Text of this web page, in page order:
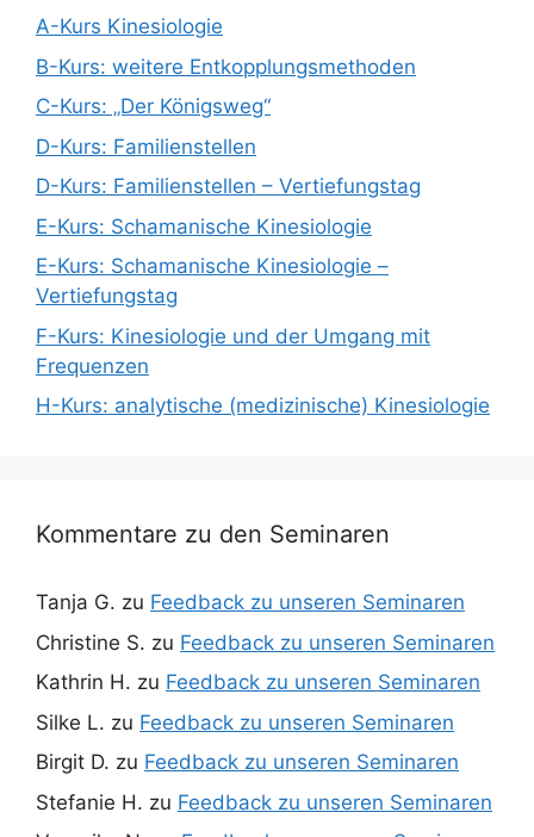
A-Kurs Kinesiologie
B-Kurs: weitere Entkopplungsmethoden
C-Kurs: „Der Königsweg“
D-Kurs: Familienstellen
D-Kurs: Familienstellen – Vertiefungstag
E-Kurs: Schamanische Kinesiologie
E-Kurs: Schamanische Kinesiologie –
Vertiefungstag
F-Kurs: Kinesiologie und der Umgang mit
Frequenzen
H-Kurs: analytische (medizinische) Kinesiologie
Kommentare zu den Seminaren
Tanja G. zu Feedback zu unseren Seminaren
Christine S. zu Feedback zu unseren Seminaren
Kathrin H. zu Feedback zu unseren Seminaren
Silke L. zu Feedback zu unseren Seminaren
Birgit D. zu Feedback zu unseren Seminaren
Stefanie H. zu Feedback zu unseren Seminaren